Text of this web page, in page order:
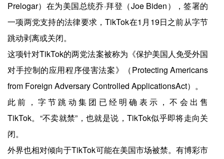
Prelogar）在为美国总统乔·拜登（Joe Biden），签署的
一项两党支持的法律要求，TikTok在1月19日之前从字节
跳动剥离或关闭。
这项针对TikTok的两党法案被称为《保护美国人免受外国
对手控制的应用程序侵害法案》（Protecting Americans
from Foreign Adversary Controlled ApplicationsAct）。
此前，字节跳动集团已经明确表示，不会出售
TikTok。“不卖就禁”，也就是说，TikTok似乎即将走向关
闭。
外界也相对倾向于TikTok可能在美国市场被禁。有博彩市